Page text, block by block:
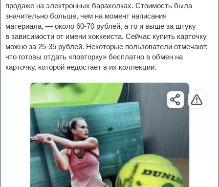
продаже на электронных барахолках. Стоимость была
значительно больше, чем на момент написания
материала, — около 60-70 рублей, а то и выше за штуку
в зависимости от имени хоккеиста. Сейчас купить карточку
можно за 25-35 рублей. Некоторые пользователи отмечают,
что готовы отдать «повторку» бесплатно в обмен на
карточку, которой недостает в их коллекции.